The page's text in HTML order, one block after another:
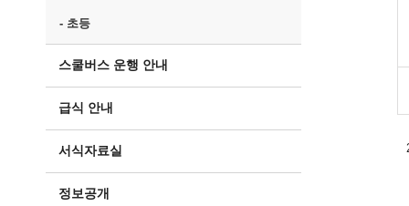
- 초등
스쿨버스 운행 안내
급식 안내
서식자료실
정보공개